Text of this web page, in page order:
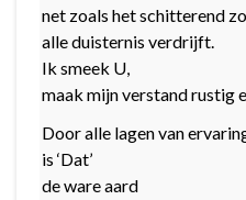
net zoals het schitterend
alle duisternis verdrijft.
Ik smeek U,
maak mijn verstand rustig
Door alle lagen van
is ‘Dat’
de ware aard